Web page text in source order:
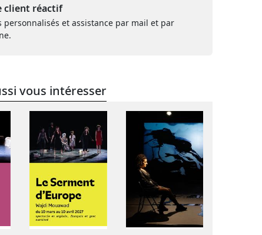
client réactif
personnalisés et assistance par mail et par
vous intéresser